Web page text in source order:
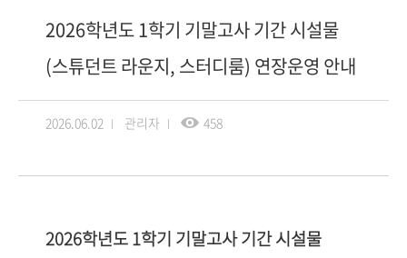
2026학년도 1학기 기말고사 기간 시설물
(스튜던트 라운지, 스터디룸) 연장운영 안내
2026.06.02 관리자 458
2026학년도 1학기 기말고사 기간 시설물